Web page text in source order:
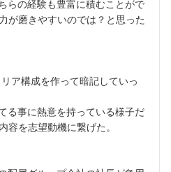
しました
らの経験も豊富に積むことがで
が磨きやすいのでは？と思った
ア構成を作って暗記していっ
る事に熱意を持っている様子だ
容を志望動機に繋げた。